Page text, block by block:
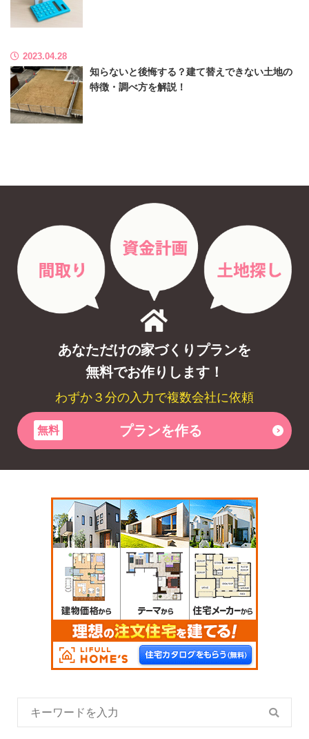
2023.04.28
知らないと後悔する？建て替えできない土地の
特徴・調べ方を解説！
あなただけの家づくりプランを
無料でお作りします！
わずか３分の入力で複数会社に依頼
無料 プランを作る